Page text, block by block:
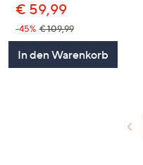
€ 59,99
-45% € 109,99
In den Warenkorb